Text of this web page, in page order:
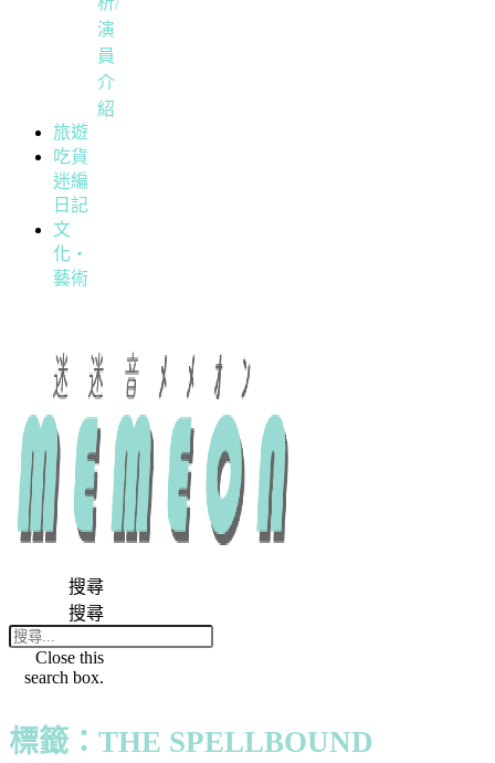
演
員
介
紹
旅遊
吃貨
迷編
日記
文
化・
藝術
搜尋
搜尋
Close this
search box.
標籤：THE SPELLBOUND